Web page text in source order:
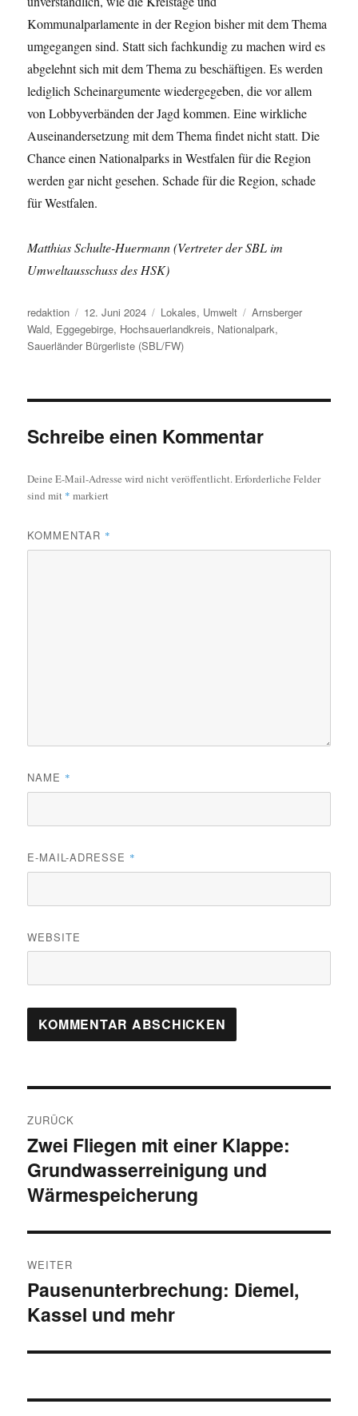
Kommunalparlamente in der Region bisher mit dem Thema
umgegangen sind. Statt sich fachkundig zu machen wird es
abgelehnt sich mit dem Thema zu beschäftigen. Es werden
lediglich Scheinargumente wiedergegeben, die vor allem
von Lobbyverbänden der Jagd kommen. Eine wirkliche
Auseinandersetzung mit dem Thema findet nicht statt. Die
Chance einen Nationalparks in Westfalen für die Region
werden gar nicht gesehen. Schade für die Region, schade
für Westfalen.
Matthias Schulte-Huermann (Vertreter der SBL im
Umweltausschuss des HSK)
Autor
redaktion
Veröffentlicht
am
12. Juni 2024 Kategorien
Lokales, Umwelt Schlagwörter
Arnsberger
Wald, Eggegebirge, Hochsauerlandkreis, Nationalpark,
Sauerländer Bürgerliste (SBL/FW)
Schreibe einen Kommentar
Deine E-Mail-Adresse wird nicht veröffentlicht.Erforderliche Felder
sind mit * markiert
KOMMENTAR *
NAME *
E-MAIL-ADRESSE *
WEBSITE
ZURÜCK
Vorheriger
Beitrag:
Zwei Fliegen mit einer Klappe:
Grundwasserreinigung und
Wärmespeicherung
WEITER
Nächster
Beitrag:
Pausenunterbrechung: Diemel,
Kassel und mehr